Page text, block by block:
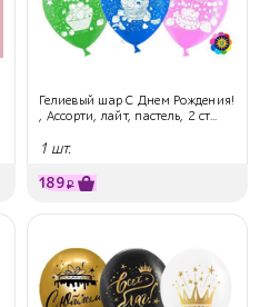
Гелиевый шар С Днем Рождения!
, Ассорти, лайт, пастель, 2 ст...
1 шт.
189₽